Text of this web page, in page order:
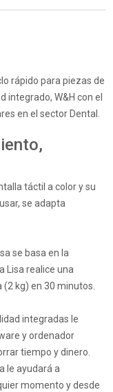
rápido para piezas de
integrado, W&H con el
en el sector Dental.
táctil a color y su
se adapta
se basa en la
Lisa realice una
kg) en 30 minutos.
integradas le
y ordenador
tiempo y dinero.
le ayudará a
momento y desde